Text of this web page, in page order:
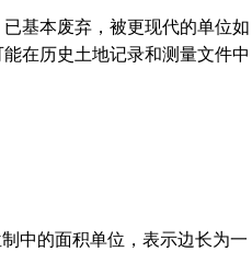
基本废弃，被更现代的单位如
在历史土地记录和测量文件中
中的面积单位，表示边长为一